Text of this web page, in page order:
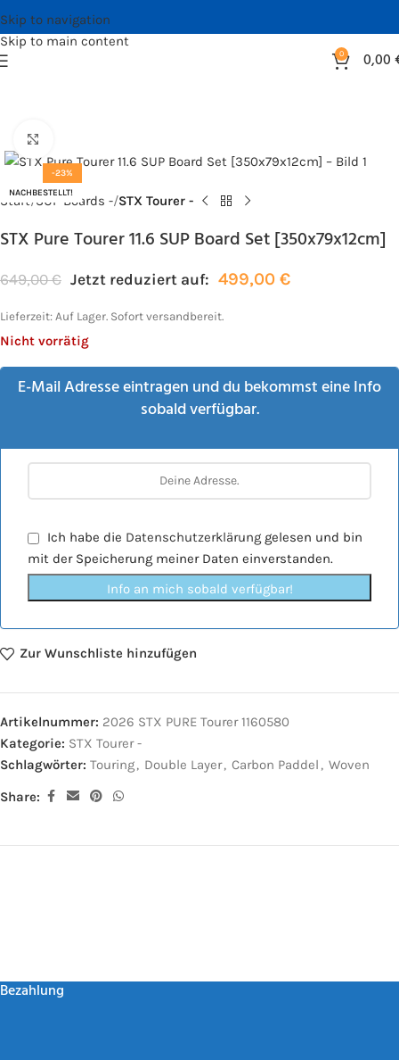
Skip to navigation
Skip to main content
0 0,00
-23%
NACHBESTELLT!
Start SUP Boards - STX Tourer -
STX Pure Tourer 11.6 SUP Board Set [350x79x12cm]
649,00€ Jetzt reduziert auf: 499,00 €
Lieferzeit: Auf Lager. Sofort versandbereit.
Nicht vorrätig
E-Mail Adresse eintragen und du bekommst eine Info
sobald verfügbar.
Ich habe die Datenschutzerklärung gelesen und bin
mit der Speicherung meiner Daten einverstanden.
Info an mich sobald verfügbar!
Zur Wunschliste hinzufügen
Artikelnummer: 2026 STX PURE Tourer 1160580
Kategorie: STX Tourer -
Schlagwörter: Touring, Double Layer, Carbon Paddel , Woven
Share:
Bezahlung